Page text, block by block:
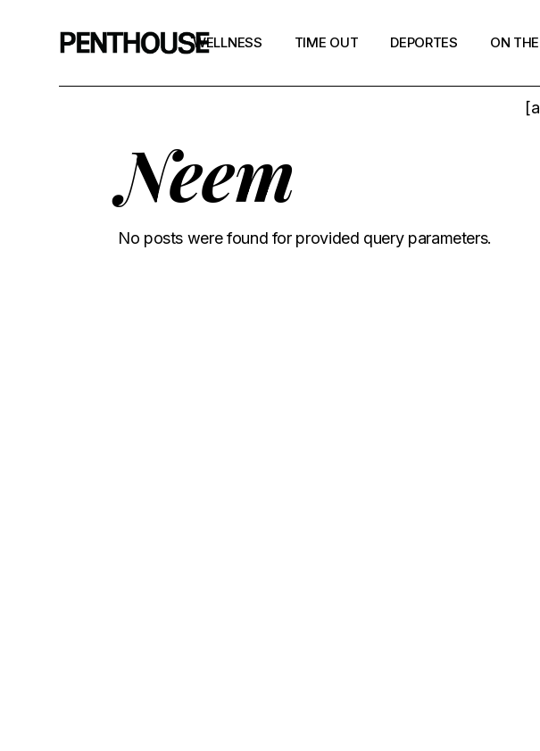
WELLNESS TIME OUT DEPORTES ON
Neem
No posts were found for provided query parameters.